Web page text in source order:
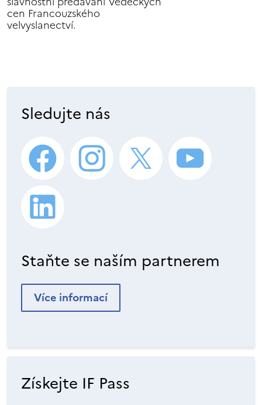
cen Francouzského
velvyslanectví.
Sledujte nás
Staňte se naším partnerem
Více informací
Získejte IF Pass